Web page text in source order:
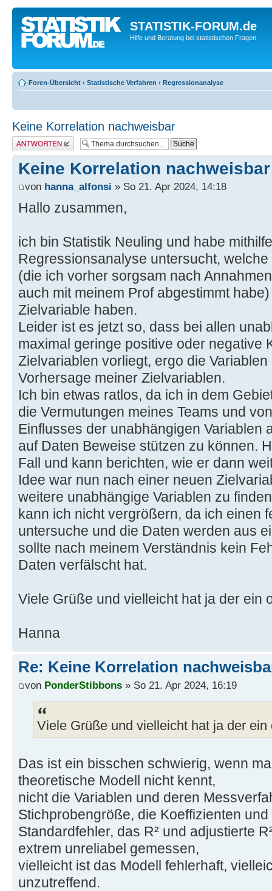
STATISTIK-FORUM.de
Hilfe und Beratung bei statistischen Fragen
Foren-Übersicht ‹ Statistische Verfahren ‹ Regressionanalyse
Keine Korrelation nachweisbar
Antwort erstellen
Keine Korrelation nachweisbar
von hanna_alfonsi » So 21. Apr 2024, 14:18
Hallo zusammen,
ich bin Statistik Neuling und habe
Regressionsanalyse untersucht,
(die ich vorher sorgsam nach
auch mit meinem Prof abgestimmt
Zielvariable haben.
Leider ist es jetzt so, dass bei allen
maximal geringe positive oder negative
Zielvariablen vorliegt, ergo die
Vorhersage meiner Zielvariablen.
Ich bin etwas ratlos, da ich in dem
die Vermutungen meines Teams und
Einflusses der unabhängigen Variablen
auf Daten Beweise stützen zu können.
Fall und kann berichten, wie er dann
Idee war nun nach einer neuen
weitere unabhängige Variablen zu
kann ich nicht vergrößern, da ich einen
untersuche und die Daten werden aus
sollte nach meinem Verständnis kein
Daten verfälscht hat.
Viele Grüße und vielleicht hat ja der ein
Hanna
Re: Keine Korrelation
von PonderStibbons » So 21. Apr 2024, 16:19
Viele Grüße und vielleicht hat ja der ein
Das ist ein bisschen schwierig, wenn
theoretische Modell nicht kennt,
nicht die Variablen und deren
Stichprobengröße, die Koeffizienten
Standardfehler, das R² und adjustierte
extrem unreliabel gemessen,
vielleicht ist das Modell fehlerhaft,
unzutreffend.